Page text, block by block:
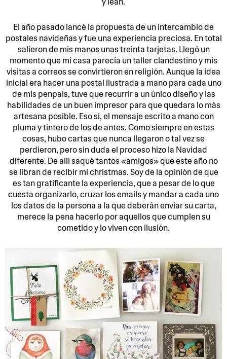
El año pasado lancé la propuesta de un intercambio de
postales navideñas y fue una experiencia preciosa. En total
salieron de mis manos unas treinta tarjetas. Llegó un
momento que mi casa parecía un taller clandestino y mis
visitas a correos se convirtieron en religión. Aunque la idea
inicial era hacer una postal ilustrada a mano para cada uno
de mis penpals, tuve que recurrir a un único diseño y las
habilidades de un buen impresor para que quedara lo más
artesana posible. Eso sí, el mensaje escrito a mano con
pluma y tintero de los de antes. Como siempre en estas
cosas, hubo cartas que nunca llegaron o tal vez se
perdieron, pero sin duda el proceso hizo la Navidad
diferente. De allí saqué tantos «amigos» que este año no
se libran de recibir mi christmas. Soy de la opinión de que
es tan gratificante la experiencia, que a pesar de lo que
cuesta organizarlo, cruzar los emails y mandar a cada uno
los datos de la persona a la que deberán enviar su carta,
merece la pena hacerlo por aquellos que cumplen su
cometido y lo viven con ilusión.